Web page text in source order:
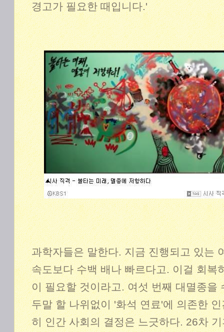
경고가 필요한 때입니다.'
과학자들은 말한다. 지금 진행되고 있는
속도보다 수백 배나 빠르다고. 이걸 회복
이 필요할 것이라고. 여섯 번째 대멸종을
두말 할 나위없이 '화석 연료'에 의존한
히 인간 사회의 결정은 느긋하다. 26차